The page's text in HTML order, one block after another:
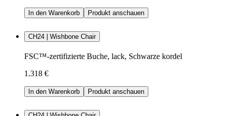
In den Warenkorb Produkt anschauen
CH24 | Wishbone Chair
FSC™-zertifizierte Buche, lack, Schwarze kordel
1.318 €
In den Warenkorb Produkt anschauen